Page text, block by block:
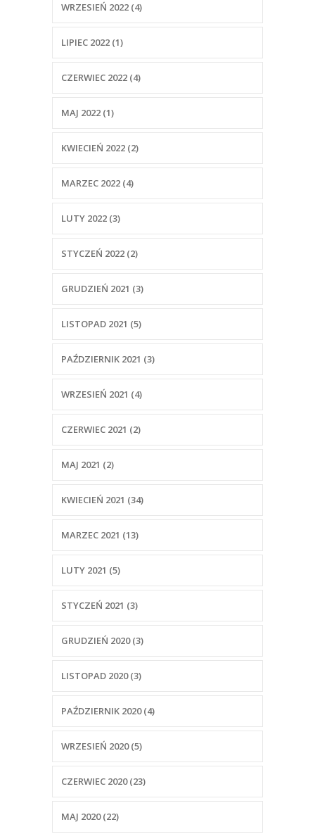
WRZESIEŃ 2022 (4)
LIPIEC 2022 (1)
CZERWIEC 2022 (4)
MAJ 2022 (1)
KWIECIEŃ 2022 (2)
MARZEC 2022 (4)
LUTY 2022 (3)
STYCZEŃ 2022 (2)
GRUDZIEŃ 2021 (3)
LISTOPAD 2021 (5)
PAŹDZIERNIK 2021 (3)
WRZESIEŃ 2021 (4)
CZERWIEC 2021 (2)
MAJ 2021 (2)
KWIECIEŃ 2021 (34)
MARZEC 2021 (13)
LUTY 2021 (5)
STYCZEŃ 2021 (3)
GRUDZIEŃ 2020 (3)
LISTOPAD 2020 (3)
PAŹDZIERNIK 2020 (4)
WRZESIEŃ 2020 (5)
CZERWIEC 2020 (23)
MAJ 2020 (22)